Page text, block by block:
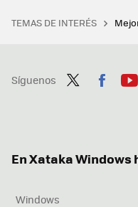
TEMAS DE INTERÉS
Síguenos
En Xataka Windows
Windows